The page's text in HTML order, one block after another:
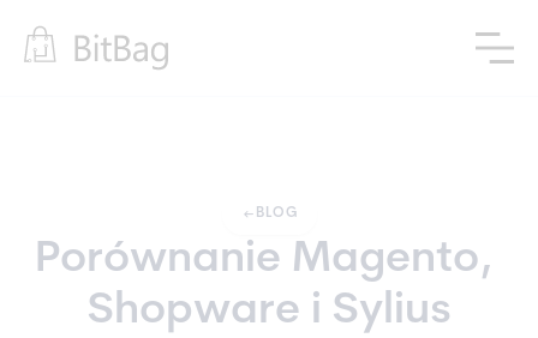
arrow_left_alt BLOG
Porównanie Magento,
Shopware i Sylius